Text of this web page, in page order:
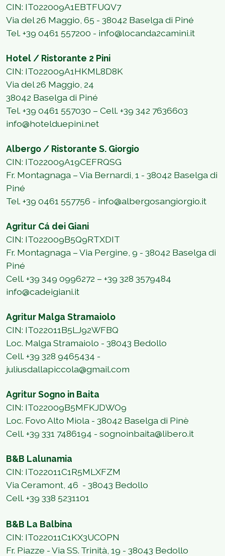
CIN: IT022009A1EBTFUQV7
Via del 26 Maggio, 65 - 38042 Baselga di Piné
Tel. +39 0461 557200 - info@locanda2camini.it
Hotel / Ristorante 2 Pini
CIN: IT022009A1HKML8D8K
Via del 26 Maggio, 24
38042 Baselga di Piné
Tel. +39 0461 557030 – Cell. +39 342 7636603
info@hotelduepini.net
Albergo / Ristorante S. Giorgio
CIN: IT022009A19CEFRQSG
Fr. Montagnaga – Via Bernardi, 1 - 38042 Baselga di
Piné
Tel. +39 0461 557756 - info@albergosangiorgio.it
Agritur Cá dei Giani
CIN: IT022009B5Q9RTXDIT
Fr. Montagnaga – Via Pergine, 9 - 38042 Baselga di
Piné
Cell. +39 349 0996272 – +39 328 3579484
info@cadeigiani.it
Agritur Malga Stramaiolo
CIN: IT022011B5LJ92WFBQ
Loc. Malga Stramaiolo - 38043 Bedollo
Cell. +39 328 9465434 -
juliusdallapiccola@gmail.com
Agritur Sogno in Baita
CIN: IT022009B5MFKJDWO9
Loc. Fovo Alto Miola - 38042 Baselga di Pinè
Cell. +39 331 7486194 - sognoinbaita@libero.it
B&B Lalunamia
CIN: IT022011C1R5MLXFZM
Via Ceramont, 46 - 38043 Bedollo
Cell. +39 338 5231101
B&B La Balbina
CIN: IT022011C1KX3UCOPN
Fr. Piazze - Via SS. Trinità, 19 - 38043 Bedollo